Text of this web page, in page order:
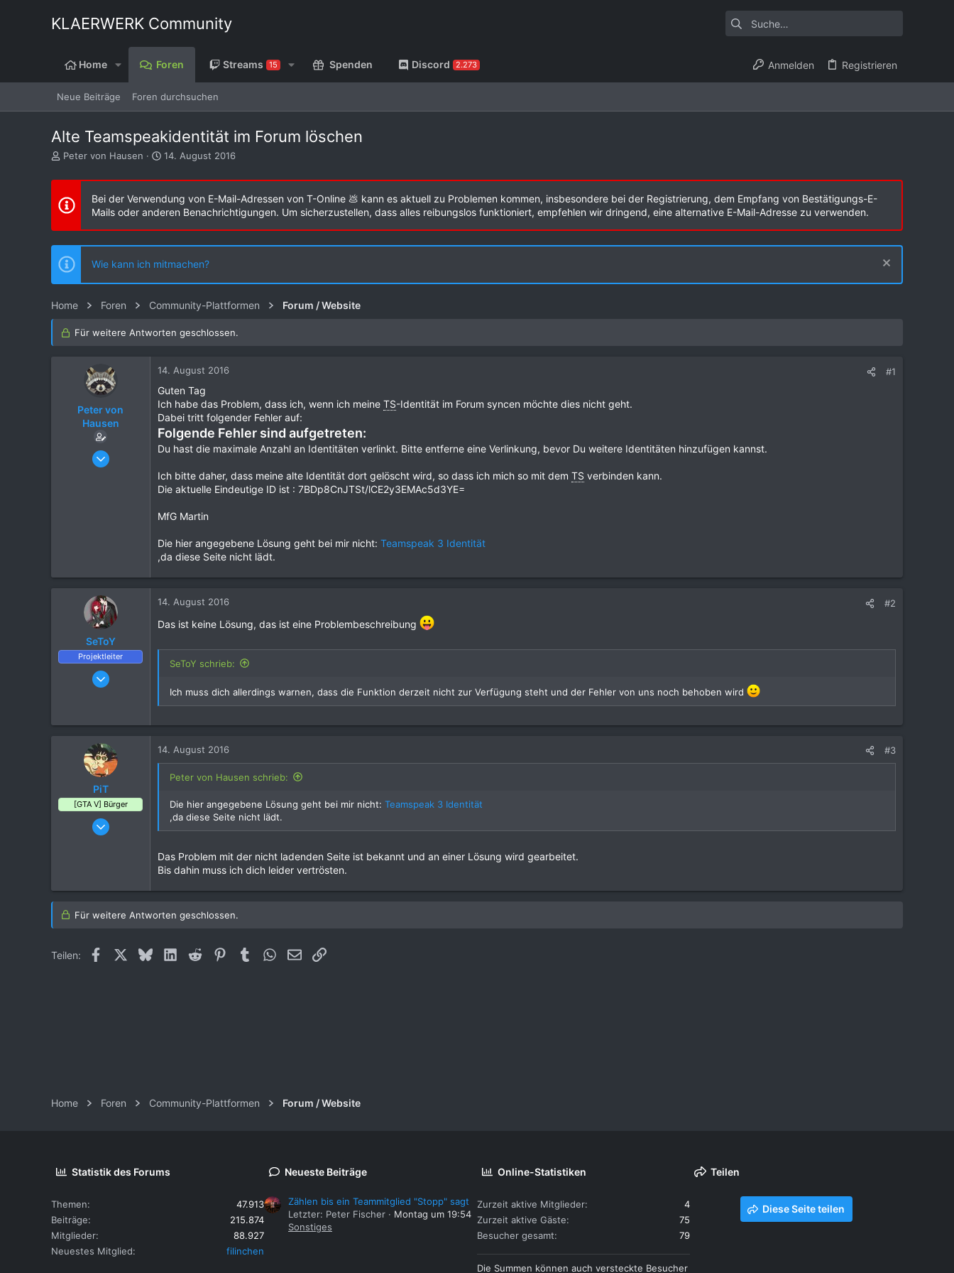
KLAERWERK Community
Home Foren Streams 15 Spenden Discord 2.273 Anmelden Registrieren
Neue Beiträge Foren durchsuchen
Alte Teamspeakidentität im Forum löschen
E
s
e
l
e
r
Peter von Hausen
E
s
t
e
l
l
t
m
14. August 2016
Bei der Verwendung von E-Mail-Adressen von T-Online 💩 kann es aktuell zu Problemen kommen, insbesondere bei der Registrierung, dem Empfang von Bestätigungs-E-
Mails oder anderen Benachrichtigungen. Um sicherzustellen, dass alles reibungslos funktioniert, empfehlen wir dringend, eine alternative E-Mail-Adresse zu verwenden.
Wie kann ich mitmachen?
Home Foren Community-Plattformen Forum / Website
Für weitere Antworten geschlossen.
Peter von
Hausen
16. Juli 2016
14. August 2016 #1
Guten Tag
Ich habe das Problem, dass ich, wenn ich meine TS-Identität im Forum syncen möchte dies nicht geht.
Dabei tritt folgender Fehler auf:
Folgende Fehler sind aufgetreten:
Du hast die maximale Anzahl an Identitäten verlinkt. Bitte entferne eine Verlinkung, bevor Du weitere Identitäten hinzufügen kannst.
Ich bitte daher, dass meine alte Identität dort gelöscht wird, so dass ich mich so mit dem TS verbinden kann.
Die aktuelle Eindeutige ID ist : 7BDp8CnJTSt/lCE2y3EMAc5d3YE=
MfG Martin
Die hier angegebene Lösung geht bei mir nicht: Teamspeak 3 Identität
,da diese Seite nicht lädt.
SeToY
Projektleiter
25. März 2016
1.120
14. August 2016 #2
Das ist keine Lösung, das ist eine Problembeschreibung
SeToY schrieb:
Ich muss dich allerdings warnen, dass die Funktion derzeit nicht zur Verfügung steht und der Fehler von uns noch behoben wird
PiT
[GTA V] Bürger
31. März 2016
41
39108, Magdeburg, Deutschland
14. August 2016 #3
Peter von Hausen schrieb:
Die hier angegebene Lösung geht bei mir nicht: Teamspeak 3 Identität
,da diese Seite nicht lädt.
Das Problem mit der nicht ladenden Seite ist bekannt und an einer Lösung wird gearbeitet.
Bis dahin muss ich dich leider vertrösten.
Für weitere Antworten geschlossen.
Teilen: FacebookX (Twitter)
BlueskyLinkedIn
Reddit PinterestTumblrWhatsApp
E-MailLink
Home Foren Community-Plattformen Forum / Website
Statistik des Forums
Themen
47.913
Beiträge
215.874
Mitglieder
88.927
Neuestes Mitglied
filinchen
Neueste Beiträge
Zählen bis ein Teammitglied "Stopp" sagt
Letzter: Peter Fischer
Montag um 19:54
Sonstiges
Online-Statistiken
Zurzeit aktive Mitglieder
4
Zurzeit aktive Gäste
75
Besucher gesamt
79
Die Summen können auch versteckte Besucher
Teilen
Diese Seite teilen